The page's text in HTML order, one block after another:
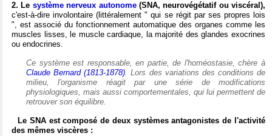
2. Le système nerveux autonome(SNA, neurovégétatif ou viscéral),
c'est-à-dire involontaire (littéralement " qui se régit par ses propres lois
", est associé du fonctionnement automatique des organes comme les
muscles lisses, le muscle cardiaque, la majorité des glandes exocrines
ou endocrines.
Ce système est responsable, en partie, de l'homéostasie, chère à
Claude Bernard (1813-1878). Lors des variations des conditions de
milieu, l'organisme réagit par une série de modifications
physiologiques, mais aussi comportementales, qui lui permettent de
retrouver son équilibre.
Le SNA est composé de deux systèmes antagonistes de l'activité
des mêmes viscères :